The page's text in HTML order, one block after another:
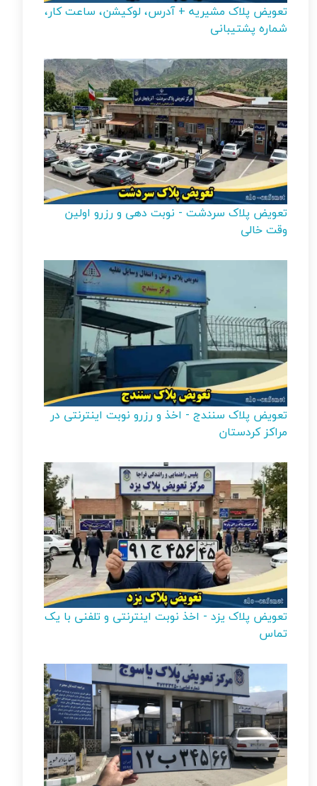
تعویض پلاک مشیریه + آدرس، لوکیشن، ساعت کار،
شماره پشتیبانی
تعویض پلاک سردشت - نوبت دهی و رزرو اولین
وقت خالی
تعویض پلاک سنندج - اخذ و رزرو نوبت اینترنتی در
مراکز کردستان
تعویض پلاک یزد - اخذ نوبت اینترنتی و تلفنی با یک
تماس